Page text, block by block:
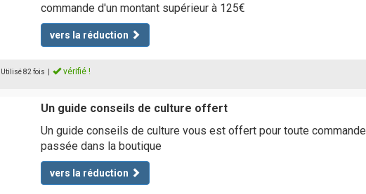
commande d'un montant supérieur à 125€
vers la réduction
| Utilisé 82 fois vérifié !
Un guide conseils de culture offert
Un guide conseils de culture vous est offert pour toute commande
passée dans la boutique
vers la réduction